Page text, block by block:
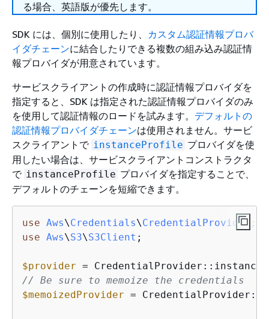
る場合、英語版が優先します。
SDK には、個別に使用したり、 カスタム認証情報プロバ
イダチェーンに結合したりできる複数の組み込み認証情
報プロバイダが用意されています。
サービスクライアントの作成時に認証情報プロバイダを
指定すると、SDK は指定された認証情報プロバイダのみ
を使用して認証情報のロードを試みます。 デフォルトの
認証情報プロバイダチェーンは使用されません。サービ
スクライアントで instanceProfile プロバイダを使
用したい場合は、サービスクライアントコンストラクタ
で instanceProfile プロバイダを指定することで、
デフォルトのチェーンを短縮できます。
use Aws\Credentials\CredentialProvider
use Aws\S3\S3Client ;
$provider
// Be sure to memoize the credentials
$memoizedProvider =